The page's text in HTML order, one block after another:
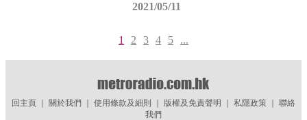
2021/05/11
1 2 3 4 5 ...
回主頁｜ 關於我們 使用條款及細則 版權及免責聲明 私隱政策｜ 聯絡
我們